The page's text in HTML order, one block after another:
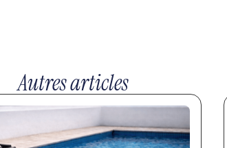
Autres articles